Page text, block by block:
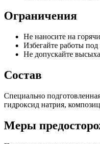
Ограничения
Не наносите на
Избегайте работы
Не допускайте
Состав
Специально
гидроксид натрия,
Меры